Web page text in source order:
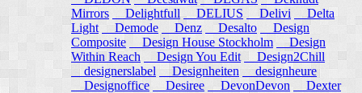
Mirrors
Delightfull DELIUS Delivi
Delta
Light
Demode Denz Desalto
Design
Composite
Design House Stockholm
Design
Within Reach
Design You Edit
Design2Chill
designerslabel
Designheiten
designheure
Designoffice
Desiree DevonDevon
Dexter